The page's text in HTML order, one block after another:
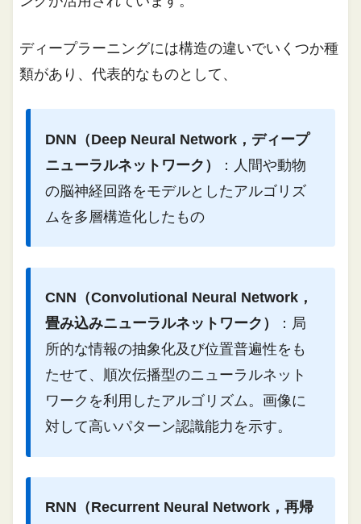
ディープラーニングには構造の違いでいくつか種
類があり、代表的なものとして、
DNN（Deep Neural Network，ディープ
ニューラルネットワーク）
： 人間や動物
の脳神経回路をモデルとしたアルゴリズ
ムを多層構造化したもの
CNN（Convolutional Neural Network，
畳み込みニューラルネットワーク）
： 局
所的な情報の抽象化及び位置普遍性をも
たせて、順次伝播型のニューラルネット
ワークを利用したアルゴリズム。画像に
対して高いパターン認識能力を示す。
RNN（Recurrent Neural Network，再帰